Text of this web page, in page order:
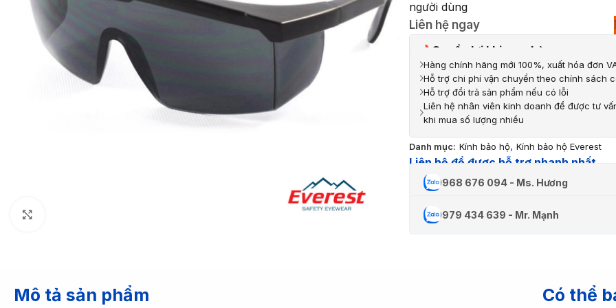
người dùng
Liên hệ ngay
Quyền lợi khi mua hàng
Hàng chính hãng mới 100%, xuất hóa đơn
Hỗ trợ chi phí vận chuyển theo chính sách
Hỗ trợ đổi trả sản phẩm nếu có lỗi
Liên hệ nhân viên kinh doanh để được tư
khi mua số lượng nhiều
Danh mục: Kính bảo hộ, Kính bảo hộ Everest
Liên hệ để được hỗ trợ nhanh nhất
0968 676 094 - Ms. Hương
0979 434 639 - Mr. Mạnh
Mô tả sản phẩm Có thể